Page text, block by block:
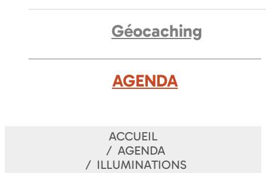
Géocaching
AGENDA
ACCUEIL
AGENDA
ILLUMINATIONS